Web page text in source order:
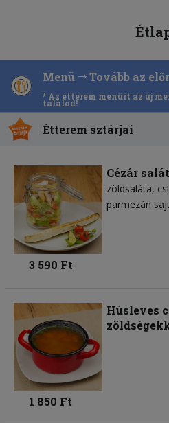
Menü Tovább az
* Az étterem menüit az új
találod!
Étterem sztárjai
Cézár
zöldsaláta
parmezán sajt
3 590 Ft
Húsleves
1 850 Ft